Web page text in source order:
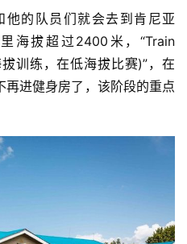
的队员们就会去到肯尼亚
海拔超过2400米，“Train
训练，在低海拔比赛)”，在
进健身房了，该阶段的重点